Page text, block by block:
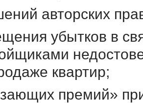
авторских
убытков в
квартир;
премий»